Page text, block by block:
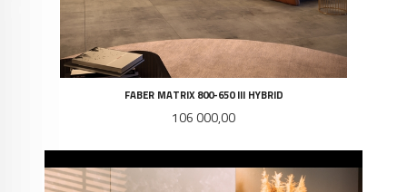
FABER MATRIX 800-650 III HYBRID
Pris
106 000,00